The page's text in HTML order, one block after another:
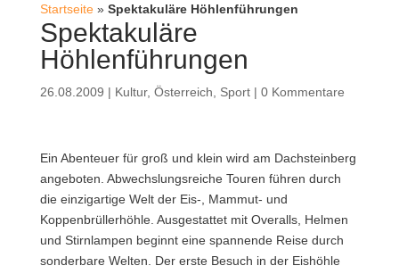
Startseite» Spektakuläre Höhlenführungen
Spektakuläre
Höhlenführungen
26.08.2009 | Kultur, Österreich Sport| 0 Kommentare
Ein Abenteuer für groß und klein wird am Dachsteinberg
angeboten. Abwechslungsreiche Touren führen durch
die einzigartige Welt der Eis-, Mammut- und
Koppenbrüllerhöhle. Ausgestattet mit Overalls, Helmen
und Stirnlampen beginnt eine spannende Reise durch
sonderbare Welten. Der erste Besuch in der Eishöhle